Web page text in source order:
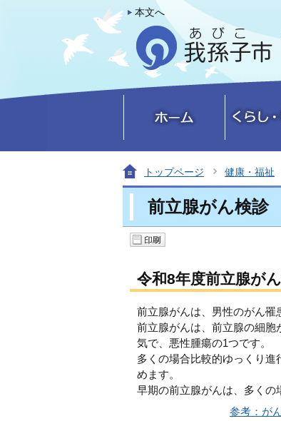
本文へ
トップページ 健康・福祉
前立腺がん検診
令和8年度前立腺が
前立腺がんは、男性のがん罹
前立腺がんは、前立腺の細胞
気で、悪性腫瘍の1つです。
多くの場合比較的ゆっくり
めます。
早期の前立腺がんは、多くの
参考：が